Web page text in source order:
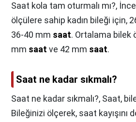
Saat kola tam oturmalı mı?,
ölçülere sahip kadın bileği için,
36-40 mm saat. Ortalama bilek
mm saat ve 42 mm saat.
Saat ne kadar sıkmalı?
Saat ne kadar sıkmalı?, Saat,
Bileğinizi ölçerek, saat